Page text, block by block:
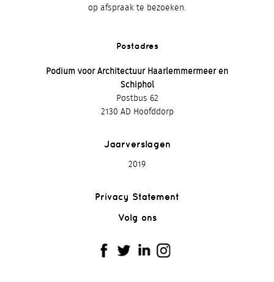
op afspraak te bezoeken.
Postadres
Podium voor Architectuur Haarlemmermeer en
Schiphol
Postbus 62
2130 AD Hoofddorp
Jaarverslagen
2019
Privacy Statement
Volg ons